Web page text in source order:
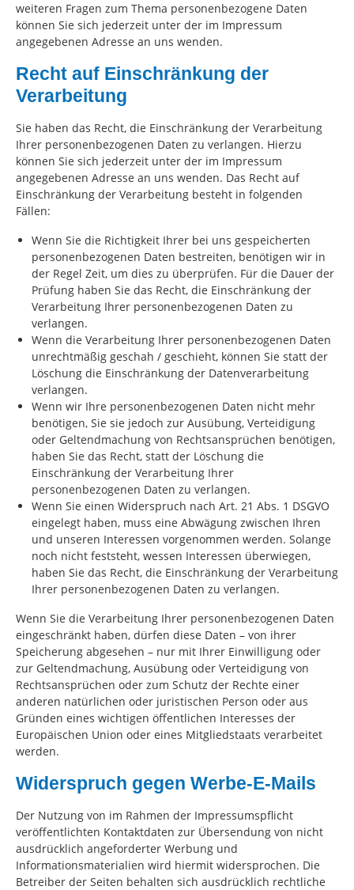
weiteren Fragen zum Thema personenbezogene Daten
können Sie sich jederzeit unter der im Impressum
angegebenen Adresse an uns wenden.
Recht auf Einschränkung der
Verarbeitung
Sie haben das Recht, die Einschränkung der Verarbeitung
Ihrer personenbezogenen Daten zu verlangen. Hierzu
können Sie sich jederzeit unter der im Impressum
angegebenen Adresse an uns wenden. Das Recht auf
Einschränkung der Verarbeitung besteht in folgenden
Fällen:
Wenn Sie die Richtigkeit Ihrer bei uns gespeicherten
personenbezogenen Daten bestreiten, benötigen wir in
der Regel Zeit, um dies zu überprüfen. Für die Dauer der
Prüfung haben Sie das Recht, die Einschränkung der
Verarbeitung Ihrer personenbezogenen Daten zu
verlangen.
Wenn die Verarbeitung Ihrer personenbezogenen Daten
unrechtmäßig geschah / geschieht, können Sie statt der
Löschung die Einschränkung der Datenverarbeitung
verlangen.
Wenn wir Ihre personenbezogenen Daten nicht mehr
benötigen, Sie sie jedoch zur Ausübung, Verteidigung
oder Geltendmachung von Rechtsansprüchen benötigen,
haben Sie das Recht, statt der Löschung die
Einschränkung der Verarbeitung Ihrer
personenbezogenen Daten zu verlangen.
Wenn Sie einen Widerspruch nach Art. 21 Abs. 1 DSGVO
eingelegt haben, muss eine Abwägung zwischen Ihren
und unseren Interessen vorgenommen werden. Solange
noch nicht feststeht, wessen Interessen überwiegen,
haben Sie das Recht, die Einschränkung der Verarbeitung
Ihrer personenbezogenen Daten zu verlangen.
Wenn Sie die Verarbeitung Ihrer personenbezogenen Daten
eingeschränkt haben, dürfen diese Daten – von ihrer
Speicherung abgesehen – nur mit Ihrer Einwilligung oder
zur Geltendmachung, Ausübung oder Verteidigung von
Rechtsansprüchen oder zum Schutz der Rechte einer
anderen natürlichen oder juristischen Person oder aus
Gründen eines wichtigen öffentlichen Interesses der
Europäischen Union oder eines Mitgliedstaats verarbeitet
werden.
Widerspruch gegen Werbe-E-Mails
Der Nutzung von im Rahmen der Impressumspflicht
veröffentlichten Kontaktdaten zur Übersendung von nicht
ausdrücklich angeforderter Werbung und
Informationsmaterialien wird hiermit widersprochen. Die
Betreiber der Seiten behalten sich ausdrücklich rechtliche